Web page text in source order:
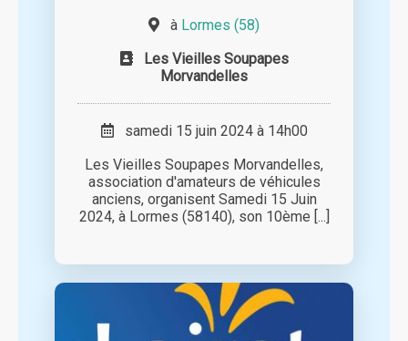
à Lormes (58)
Les Vieilles Soupapes
Morvandelles
samedi 15 juin 2024 à 14h00
Les Vieilles Soupapes Morvandelles,
association d'amateurs de véhicules
anciens, organisent Samedi 15 Juin
2024, à Lormes (58140), son 10ème [...]